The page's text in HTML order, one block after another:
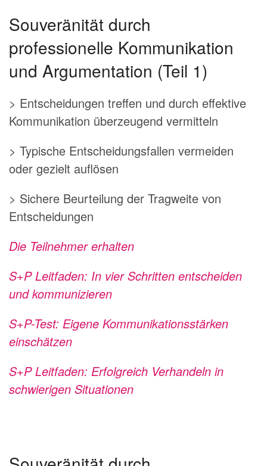
Souveränität durch
professionelle Kommunikation
und Argumentation (Teil 1)
> Entscheidungen treffen und durch effektive
Kommunikation überzeugend vermitteln
> Typische Entscheidungsfallen vermeiden
oder gezielt auflösen
> Sichere Beurteilung der Tragweite von
Entscheidungen
Die Teilnehmer erhalten
S+P Leitfaden: In vier Schritten entscheiden
und kommunizieren
S+P-Test: Eigene Kommunikationsstärken
einschätzen
S+P Leitfaden: Erfolgreich Verhandeln in
schwierigen Situationen